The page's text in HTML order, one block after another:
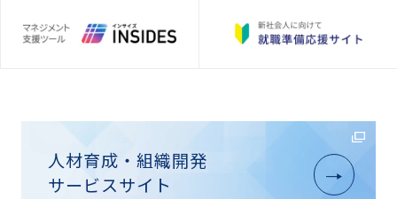
人材育成・組織開発
サービスサイト